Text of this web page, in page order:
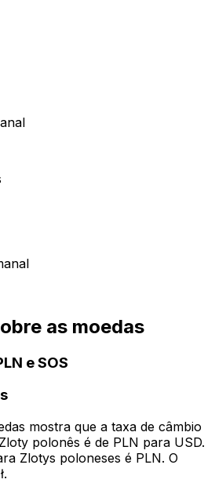
as moedas
e SOS
mostra que a taxa de câmbio
polonês é de PLN para USD.
Zlotys poloneses é PLN. O